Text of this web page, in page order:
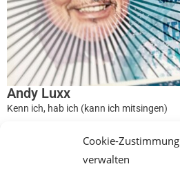
Cookie-Zustimmung
verwalten
Andy Luxx
Kenn ich, hab ich (kann ich mitsingen)